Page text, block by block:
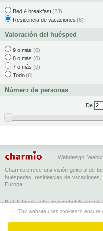
This website uses cookies to
Bed & breakfast (23)
Residencia de vacaciones (8)
Valoración del huésped
9 o más (0)
8 o más (0)
7 o más (0)
Todo (8)
Número de personas
De
Webdesign:
Charmio ofrece una visión general de
huéspedes, residencias de
Europa.
Bed & breakfasts, charmehotels en
d'hôtes, hôtels de charme et
breakfasts, charming hotels and
Breakfast, Charme-Hotels und